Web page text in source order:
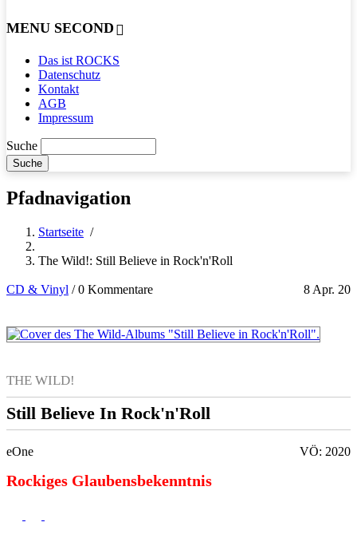
MENU SECOND
Das ist ROCKS
Datenschutz
Kontakt
AGB
Impressum
Suche
Pfadnavigation
Startseite /
The Wild!: Still Believe in Rock'n'Roll
CD & Vinyl 8 Apr. 20
/0 Kommentare
THE WILD!
Still Believe In Rock'n'Roll
eOne VÖ: 2020
Rockiges Glaubensbekenntnis